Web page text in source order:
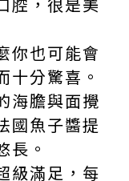
你也可能會
十分驚喜。
海膽與面攪
國魚子醬提
長。
級滿足，每